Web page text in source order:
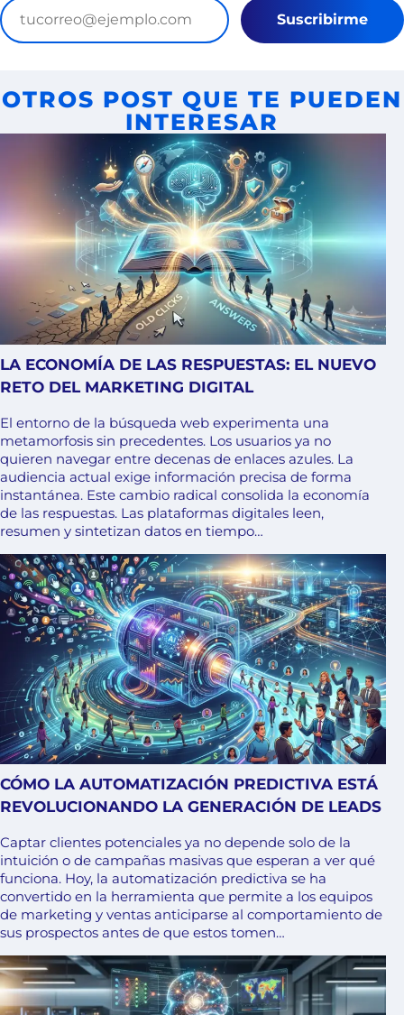
Suscribirme
OTROS POST QUE TE PUEDEN
INTERESAR
LA ECONOMÍA DE LAS RESPUESTAS: EL NUEVO
RETO DEL MARKETING DIGITAL
El entorno de la búsqueda web experimenta una
metamorfosis sin precedentes. Los usuarios ya no
quieren navegar entre decenas de enlaces azules. La
audiencia actual exige información precisa de forma
instantánea. Este cambio radical consolida la economía
de las respuestas. Las plataformas digitales leen,
resumen y sintetizan datos en tiempo…
CÓMO LA AUTOMATIZACIÓN PREDICTIVA ESTÁ
REVOLUCIONANDO LA GENERACIÓN DE LEADS
Captar clientes potenciales ya no depende solo de la
intuición o de campañas masivas que esperan a ver qué
funciona. Hoy, la automatización predictiva se ha
convertido en la herramienta que permite a los equipos
de marketing y ventas anticiparse al comportamiento de
sus prospectos antes de que estos tomen…